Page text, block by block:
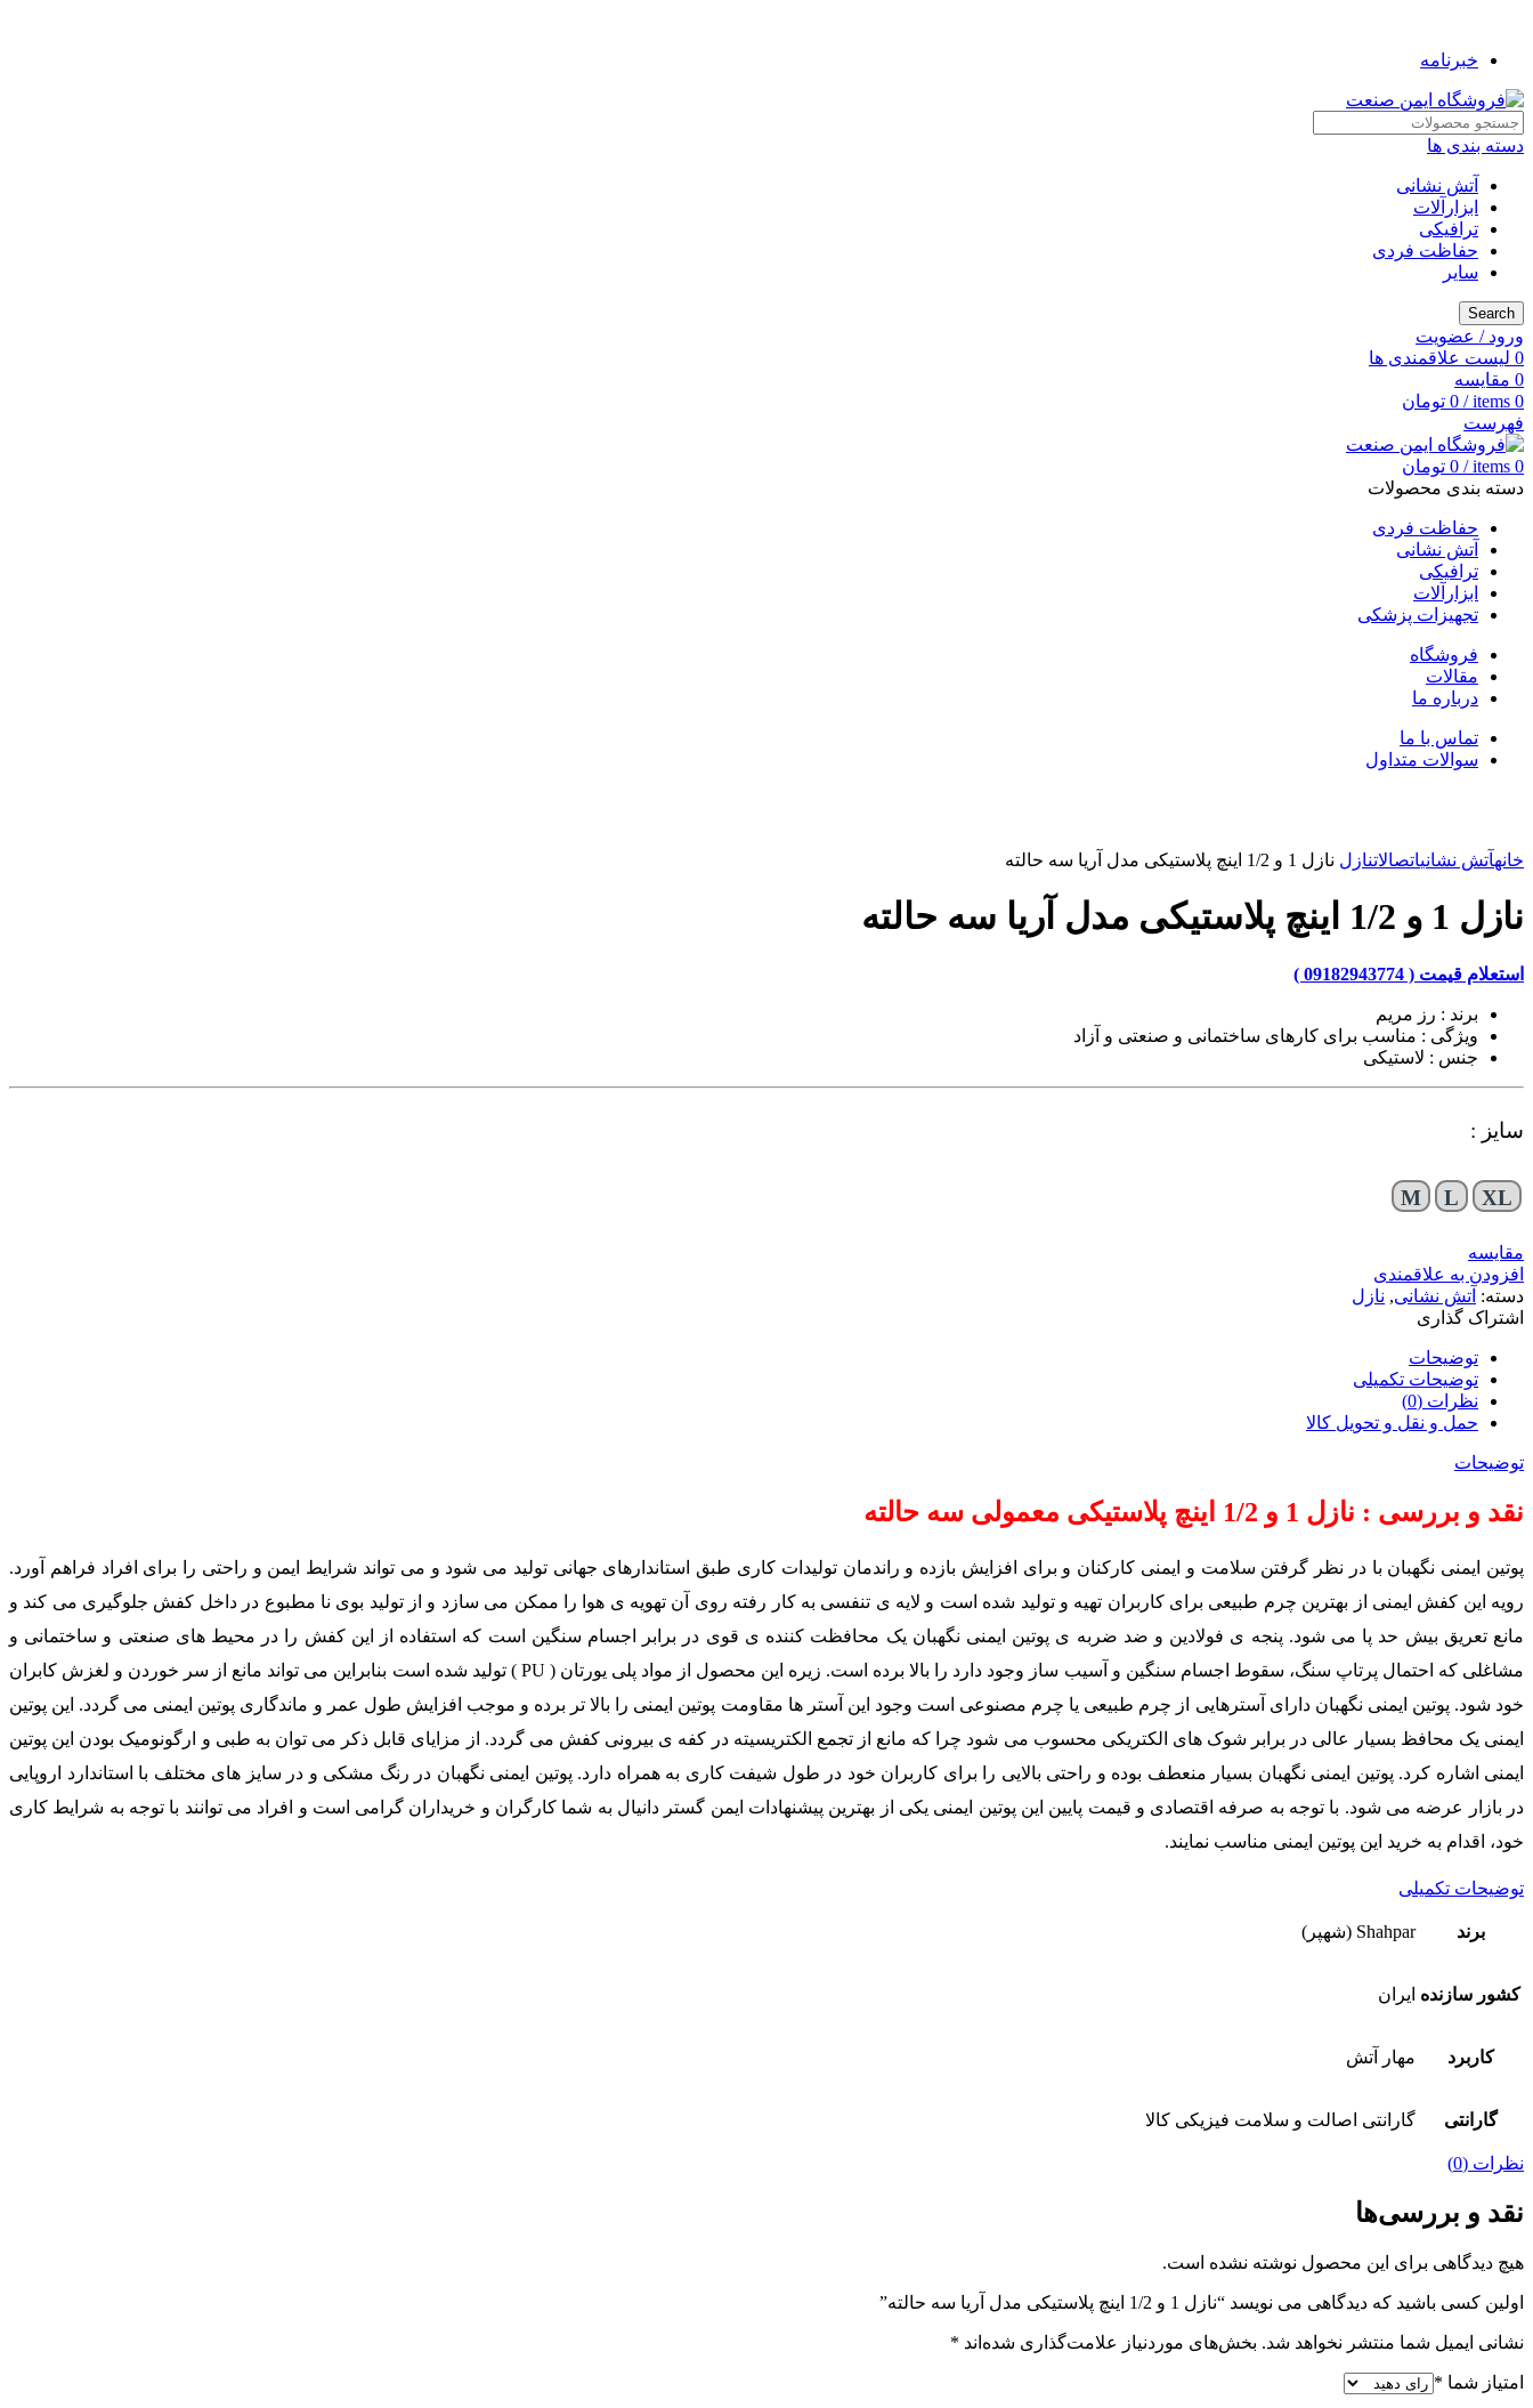
خبرنامه
دسته بندی ها
آتش نشانی
ابزارآلات
ترافیکی
حفاظت فردی
سایر
Search
ورود / عضویت
0 لیست علاقمندی ها
0 مقایسه
0
items
/
0 تومان
فهرست
0
items
/
0 تومان
دسته بندی محصولات
حفاظت فردی
آتش نشانی
ترافیکی
ابزارآلات
تجهیزات پزشکی
فروشگاه
مقالات
درباره ما
تماس با ما
سوالات متداول
خانهآتش نشانیاتصالاتنازل نازل 1 و 1/2 اینچ پلاستیکی مدل آریا سه حالته
نازل 1 و 1/2 اینچ پلاستیکی مدل آریا سه حالته
استعلام قیمت ( 09182943774 )
برند : رز مریم
ویژگی : مناسب برای کارهای ساختمانی و صنعتی و آزاد
جنس : لاستیکی
سایز :
M L XL
مقایسه
افزودن به علاقمندی
دسته: آتش نشانی, نازل
اشتراک گذاری
توضیحات
توضیحات تکمیلی
نظرات (0)
حمل و نقل و تحویل کالا
توضیحات
نقد و بررسی : نازل 1 و 1/2 اینچ پلاستیکی معمولی سه حالته
پوتین ایمنی نگهبان با در نظر گرفتن سلامت و ایمنی کارکنان و برای افزایش بازده و راندمان تولیدات کاری طبق استاندارهای جهانی تولید می شود و می تواند شرایط ایمن و راحتی را برای افراد فراهم آورد.
رویه این کفش ایمنی از بهترین چرم طبیعی برای کاربران تهیه و تولید شده است و لایه ی تنفسی به کار رفته روی آن تهویه ی هوا را ممکن می سازد و از تولید بوی نا مطبوع در داخل کفش جلوگیری می کند و
مانع تعریق بیش حد پا می شود. پنجه ی فولادین و ضد ضربه ی پوتین ایمنی نگهبان یک محافظت کننده ی قوی در برابر اجسام سنگین است که استفاده از این کفش را در محیط های صنعتی و ساختمانی و
مشاغلی که احتمال پرتاپ سنگ، سقوط اجسام سنگین و آسیب ساز وجود دارد را بالا برده است. زیره این محصول از مواد پلی یورتان ( PU ) تولید شده است بنابراین می تواند مانع از سر خوردن و لغزش کابران
خود شود. پوتین ایمنی نگهبان دارای آسترهایی از چرم طبیعی یا چرم مصنوعی است وجود این آستر ها مقاومت پوتین ایمنی را بالا تر برده و موجب افزایش طول عمر و ماندگاری پوتین ایمنی می گردد. این پوتین
ایمنی یک محافظ بسیار عالی در برابر شوک های الکتریکی محسوب می شود چرا که مانع از تجمع الکتریسیته در کفه ی بیرونی کفش می گردد. از مزایای قابل ذکر می توان به طبی و ارگونومیک بودن این پوتین
ایمنی اشاره کرد. پوتین ایمنی نگهبان بسیار منعطف بوده و راحتی بالایی را برای کاربران خود در طول شیفت کاری به همراه دارد. پوتین ایمنی نگهبان در رنگ مشکی و در سایز های مختلف با استاندارد اروپایی
در بازار عرضه می شود. با توجه به صرفه اقتصادی و قیمت پایین این پوتین ایمنی یکی از بهترین پیشنهادات ایمن گستر دانیال به شما کارگران و خریداران گرامی است و افراد می توانند با توجه به شرایط کاری
خود، اقدام به خرید این پوتین ایمنی مناسب نمایند.
توضیحات تکمیلی
برند Shahpar (شهپر)
کشور سازنده ایران
کاربرد مهار آتش
گارانتی گارانتی اصالت و سلامت فیزیکی کالا
نظرات (0)
نقد و بررسی‌ها
هیچ دیدگاهی برای این محصول نوشته نشده است.
اولین کسی باشید که دیدگاهی می نویسد “نازل 1 و 1/2 اینچ پلاستیکی مدل آریا سه حالته”
نشانی ایمیل شما منتشر نخواهد شد. بخش‌های موردنیاز علامت‌گذاری شده‌اند *
امتیاز شما *